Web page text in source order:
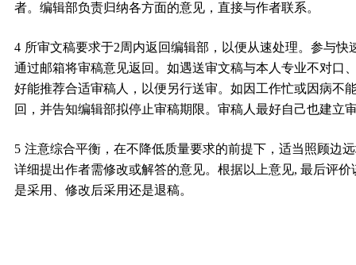
者。编辑部负责归纳各方面的意见，直接与作者联系。
4 所审文稿要求于2周内返回编辑部，以便从速处理。参与
通过邮箱将审稿意见返回。如遇送审文稿与本人专业不对口
好能推荐合适审稿人，以便另行送审。如因工作忙或因病不
回，并告知编辑部拟停止审稿期限。审稿人最好自己也建立
5 注意综合平衡，在不降低质量要求的前提下，适当照顾边
详细提出作者需修改或解答的意见。根据以上意见, 最后评
是采用、修改后采用还是退稿。